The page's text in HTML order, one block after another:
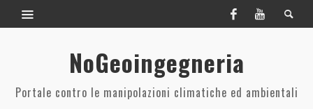
NoGeoingegneria
Portale contro le manipolazioni climatiche ed ambientali